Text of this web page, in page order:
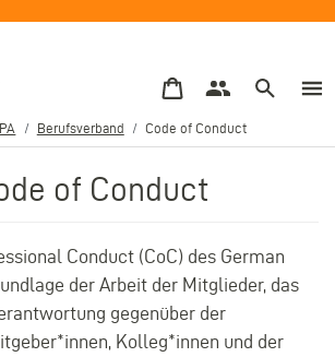
Berufsverband Code of Conduct
of Conduct
Conduct (CoC) des German
der Arbeit der Mitglieder, das
gegenüber der
Kolleg*innen und der